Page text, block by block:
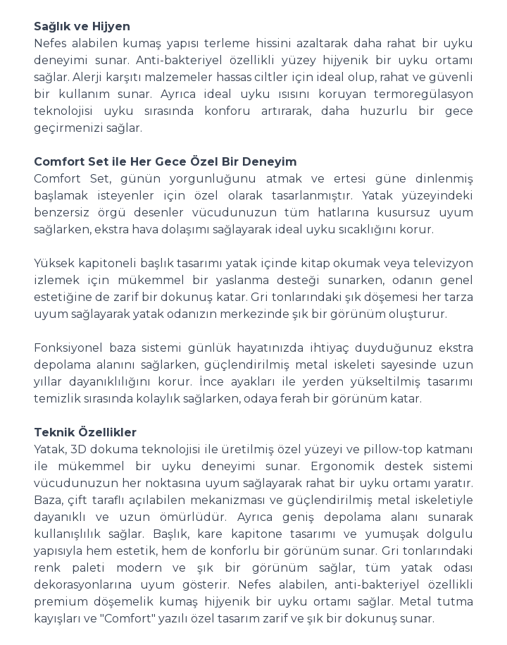
Sağlık ve Hijyen
Nefes alabilen kumaş yapısı terleme hissini azaltarak daha rahat bir uyku
deneyimi sunar. Anti-bakteriyel özellikli yüzey hijyenik bir uyku ortamı
sağlar. Alerji karşıtı malzemeler hassas ciltler için ideal olup, rahat ve güvenli
bir kullanım sunar. Ayrıca ideal uyku ısısını koruyan termoregülasyon
teknolojisi uyku sırasında konforu artırarak, daha huzurlu bir gece
geçirmenizi sağlar.
Comfort Set ile Her Gece Özel Bir Deneyim
Comfort Set, günün yorgunluğunu atmak ve ertesi güne dinlenmiş
başlamak isteyenler için özel olarak tasarlanmıştır. Yatak yüzeyindeki
benzersiz örgü desenler vücudunuzun tüm hatlarına kusursuz uyum
sağlarken, ekstra hava dolaşımı sağlayarak ideal uyku sıcaklığını korur.
Yüksek kapitoneli başlık tasarımı yatak içinde kitap okumak veya televizyon
izlemek için mükemmel bir yaslanma desteği sunarken, odanın genel
estetiğine de zarif bir dokunuş katar. Gri tonlarındaki şık döşemesi her tarza
uyum sağlayarak yatak odanızın merkezinde şık bir görünüm oluşturur.
Fonksiyonel baza sistemi günlük hayatınızda ihtiyaç duyduğunuz ekstra
depolama alanını sağlarken, güçlendirilmiş metal iskeleti sayesinde uzun
yıllar dayanıklılığını korur. İnce ayakları ile yerden yükseltilmiş tasarımı
temizlik sırasında kolaylık sağlarken, odaya ferah bir görünüm katar.
Teknik Özellikler
Yatak, 3D dokuma teknolojisi ile üretilmiş özel yüzeyi ve pillow-top katmanı
ile mükemmel bir uyku deneyimi sunar. Ergonomik destek sistemi
vücudunuzun her noktasına uyum sağlayarak rahat bir uyku ortamı yaratır.
Baza, çift taraflı açılabilen mekanizması ve güçlendirilmiş metal iskeletiyle
dayanıklı ve uzun ömürlüdür. Ayrıca geniş depolama alanı sunarak
kullanışlılık sağlar. Başlık, kare kapitone tasarımı ve yumuşak dolgulu
yapısıyla hem estetik, hem de konforlu bir görünüm sunar. Gri tonlarındaki
renk paleti modern ve şık bir görünüm sağlar, tüm yatak odası
dekorasyonlarına uyum gösterir. Nefes alabilen, anti-bakteriyel özellikli
premium döşemelik kumaş hijyenik bir uyku ortamı sağlar. Metal tutma
kayışları ve "Comfort" yazılı özel tasarım zarif ve şık bir dokunuş sunar.